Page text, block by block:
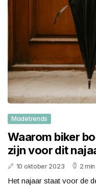
Modetrends
Waarom biker
zijn voor dit
10 oktober 2023 2
Het najaar staat voor de